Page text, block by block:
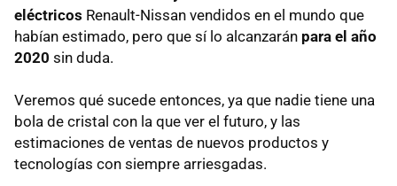
eléctricos Renault-Nissan vendidos en el mundo que
habían estimado, pero que sí lo alcanzarán para el año
2020 sin duda.
Veremos qué sucede entonces, ya que nadie tiene una
bola de cristal con la que ver el futuro, y las
estimaciones de ventas de nuevos productos y
tecnologías con siempre arriesgadas.